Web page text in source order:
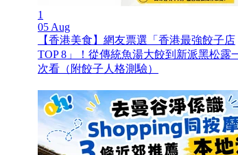
1
05 Aug
【香港美食】網友票選「香港最強餃子店
TOP 8」！從傳統魚湯大餃到新派黑松露
次看（附餃子人格測驗）